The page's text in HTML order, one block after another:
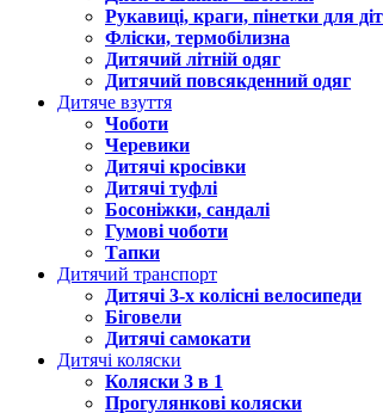
Рукавиці, краги, пінетки для
Фліски, термобілизна
Дитячий літній одяг
Дитячий повсякденний одяг
Дитяче взуття
Чоботи
Черевики
Дитячі кросівки
Дитячі туфлі
Босоніжки, сандалі
Гумові чоботи
Тапки
Дитячий транспорт
Дитячі 3-х колісні велосипеди
Біговели
Дитячі самокати
Дитячі коляски
Коляски 3 в 1
Прогулянкові коляски